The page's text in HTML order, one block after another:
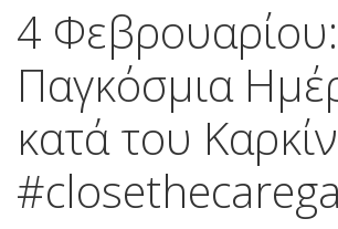
4 Φεβρουαρίου:
Παγκόσμια
κατά του